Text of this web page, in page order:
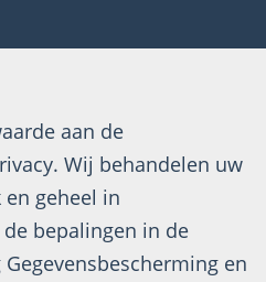
aan de
Wij behandelen uw
geheel in
bepalingen in de
en